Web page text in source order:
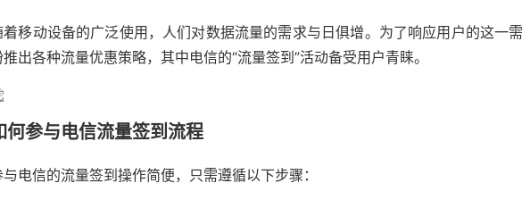
着移动设备的广泛使用，人们对数据流量的需求与日俱增。为了响应用户的这一
推出各种流量优惠策略，其中电信的“流量签到”活动备受用户青睐。
何参与电信流量签到流程
与电信的流量签到操作简便，只需遵循以下步骤：